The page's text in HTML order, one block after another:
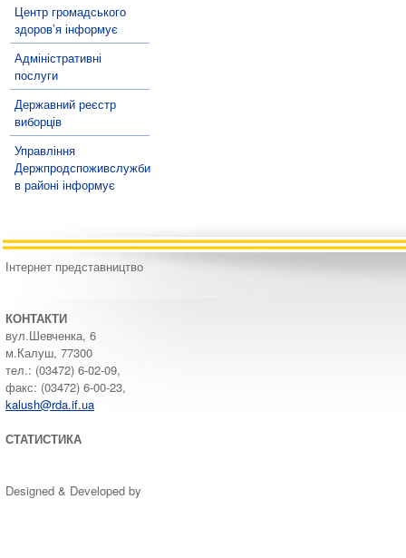
Центр громадського
здоров’я інформує
Адміністративні
послуги
Державний реєстр
виборців
Управління
Держпродспоживслужби
в районі інформує
Інтернет представництво
КОНТАКТИ
вул.Шевченка, 6
м.Калуш, 77300
тел.: (03472) 6-02-09,
факс: (03472) 6-00-23,
kalush@rda.if.ua
СТАТИСТИКА
Designed & Developed by